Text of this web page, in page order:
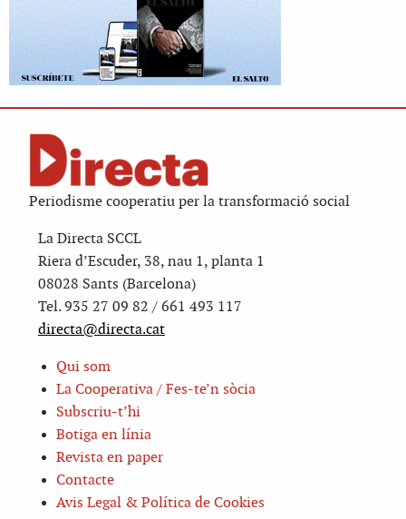
Periodisme cooperatiu per la transformació social
La Directa SCCL
Riera d’Escuder, 38, nau 1, planta 1
08028 Sants (Barcelona)
Tel. 935 27 09 82 / 661 493 117
directa@directa.cat
Qui som
La Cooperativa / Fes-te’n sòcia
Subscriu-t’hi
Botiga en línia
Revista en paper
Contacte
Avis Legal & Política de Cookies